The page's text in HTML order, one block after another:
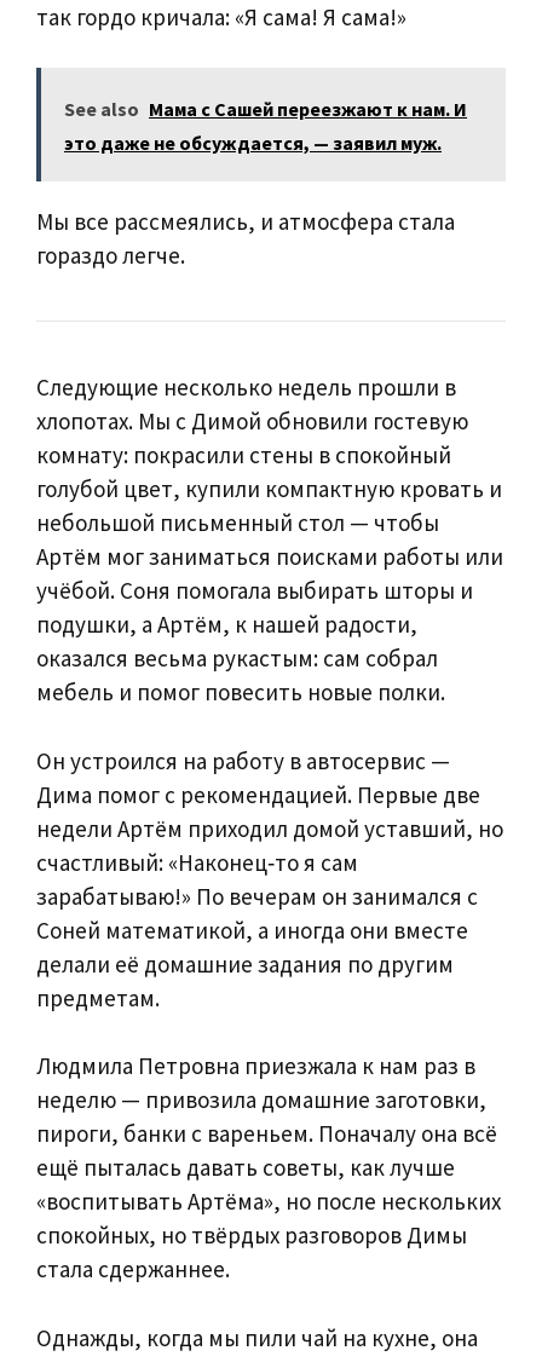
так гордо кричала: «Я сама! Я сама!»
See also Мама с Сашей переезжают к нам. И
это даже не обсуждается, — заявил муж.
Мы все рассмеялись, и атмосфера стала
гораздо легче.
Следующие несколько недель прошли в
хлопотах. Мы с Димой обновили гостевую
комнату: покрасили стены в спокойный
голубой цвет, купили компактную кровать и
небольшой письменный стол — чтобы
Артём мог заниматься поисками работы или
учёбой. Соня помогала выбирать шторы и
подушки, а Артём, к нашей радости,
оказался весьма рукастым: сам собрал
мебель и помог повесить новые полки.
Он устроился на работу в автосервис —
Дима помог с рекомендацией. Первые две
недели Артём приходил домой уставший, но
счастливый: «Наконец‑то я сам
зарабатываю!» По вечерам он занимался с
Соней математикой, а иногда они вместе
делали её домашние задания по другим
предметам.
Людмила Петровна приезжала к нам раз в
неделю — привозила домашние заготовки,
пироги, банки с вареньем. Поначалу она всё
ещё пыталась давать советы, как лучше
«воспитывать Артёма», но после нескольких
спокойных, но твёрдых разговоров Димы
стала сдержаннее.
Однажды, когда мы пили чай на кухне, она